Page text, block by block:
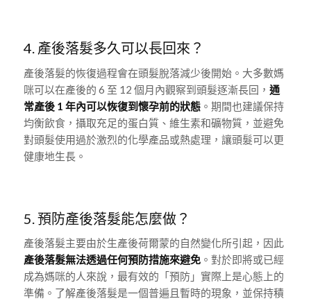
4. 產後落髮多久可以長回來？
產後落髮的恢復過程會在頭髮脫落減少後開始。大多數媽
咪可以在產後的 6 至 12 個月內觀察到頭髮逐漸長回， 通
常產後 1 年內可以恢復到懷孕前的狀態。期間也建議保持
均衡飲食，攝取充足的蛋白質、維生素和礦物質，並避免
對頭髮使用過於激烈的化學產品或熱處理，讓頭髮可以更
健康地生長。
5. 預防產後落髮能怎麼做？
產後落髮主要由於生產後荷爾蒙的自然變化所引起，因此
產後落髮無法透過任何預防措施來避免。對於即將或已經
成為媽咪的人來說，最有效的「預防」實際上是心態上的
準備。了解產後落髮是一個普遍且暫時的現象，並保持積